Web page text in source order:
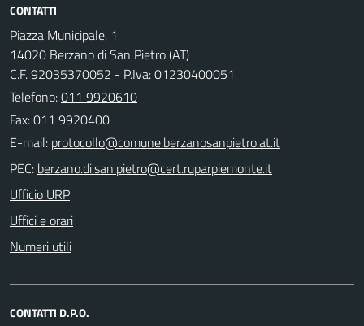
CONTATTI
Piazza Municipale, 1
14020 Berzano di San Pietro (AT)
C.F. 92035370052 - P.Iva: 01230400051
Telefono:011 9920610
Fax: 011 9920400
E-mail:
PEC:
Ufficio URP
Uffici e orari
Numeri utili
CONTATTI D.P.O.